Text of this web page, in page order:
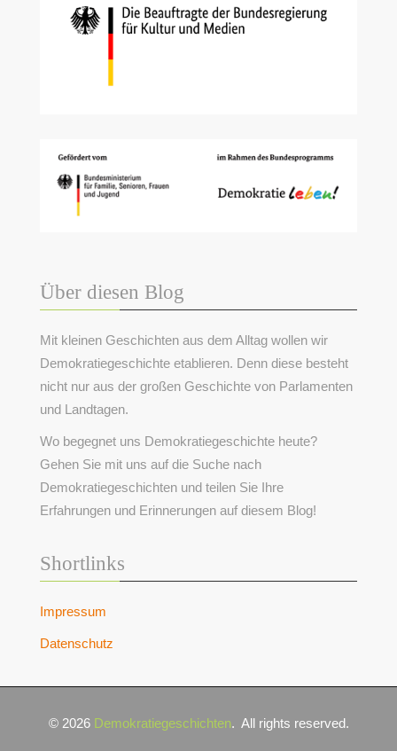
Über diesen Blog
Mit kleinen Geschichten aus dem Alltag wollen wir
Demokratiegeschichte etablieren. Denn diese besteht
nicht nur aus der großen Geschichte von Parlamenten
und Landtagen.
Wo begegnet uns Demokratiegeschichte heute?
Gehen Sie mit uns auf die Suche nach
Demokratiegeschichten und teilen Sie Ihre
Erfahrungen und Erinnerungen auf diesem Blog!
Shortlinks
Impressum
Datenschutz
© 2026 Demokratiegeschichten. All rights reserved.